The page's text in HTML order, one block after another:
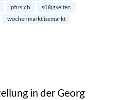
pfirsich
süßigkeiten
wochenmarkt isemarkt
in der Georg